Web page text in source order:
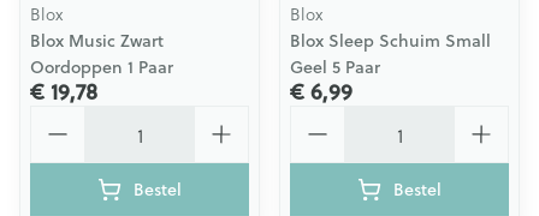
Blox
Blox Music Zwart
Oordoppen 1 Paar
€ 19,78
Bestel
Blox
Blox Sleep Schuim Small
Geel 5 Paar
€ 6,99
Bestel